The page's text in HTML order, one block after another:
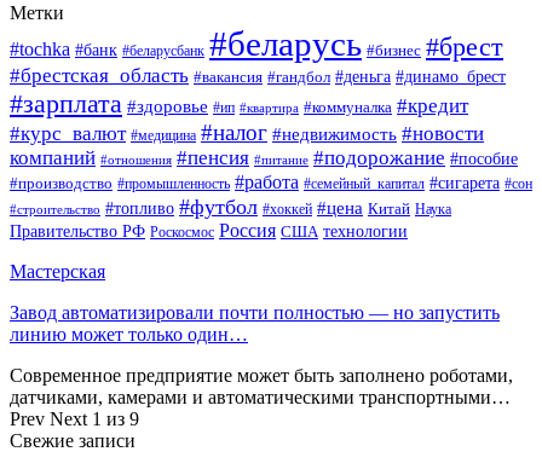
Метки
#tochka #банк #беларусбанк #беларусь #бизнес #брест
#брестская_область #вакансия #гандбол #деньга #динамо_брест
#зарплата #здоровье #ип #квартира #коммуналка #кредит
#курс_валют #медицина #налог #недвижимость #новости
компаний #отношения #пенсия #питание #подорожание #пособие
#производство #промышленность #работа #семейный_капитал #сигарета #сон
#строительство #топливо #футбол #хоккей #цена Китай Наука
Правительство РФ Роскосмос Россия США технологии
Мастерская
Завод автоматизировали почти полностью — но запустить
линию может только один…
Современное предприятие может быть заполнено роботами,
датчиками, камерами и автоматическими транспортными…
Prev Next 1 из 9
Свежие записи